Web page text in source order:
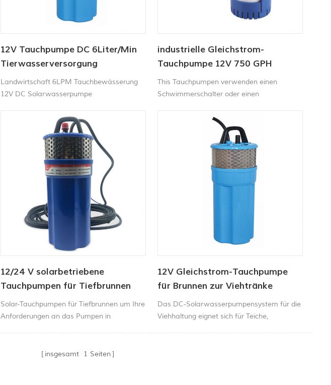
12V Tauchpumpe DC 6Liter/Min
Tierwasserversorgung
Solarwasserpumpe Fabrik
Landwirtschaft 6LPM Tauchbewässerung
12V DC Solarwasserpumpe
industrielle Gleichstrom-
Tauchpumpe 12V 750 GPH
This Tauchpumpen verwenden einen
Schwimmerschalter oder einen
und die Pumpe während zu starten
Operation. Die Das abnehmbare Filtersieb
erleichtert das Reinigen und Ersetzen von
12/24 V solarbetriebene
Tauchpumpen für Tiefbrunnen
Solar-Tauchpumpen für Tiefbrunnen um Ihre
Anforderungen an das Pumpen in
lange Lebensdauer.
12V Gleichstrom-Tauchpumpe
für Brunnen zur Viehtränke
Das DC-Solarwasserpumpensystem für die
Viehhaltung eignet sich für Teiche,
insgesamt
1 Seiten